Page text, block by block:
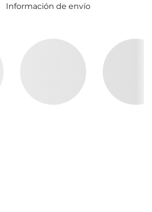
Información de envío